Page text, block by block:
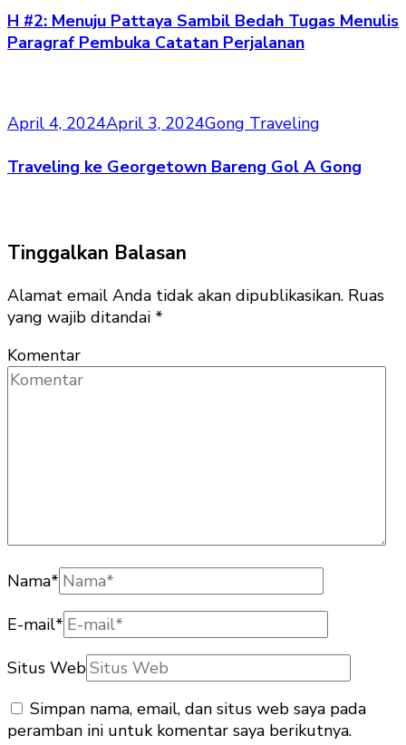
H #2: Menuju Pattaya Sambil Bedah Tugas Menulis
Paragraf Pembuka Catatan Perjalanan
April 4, 2024April 3, 2024Gong Traveling
Traveling ke Georgetown Bareng Gol A Gong
Tinggalkan Balasan
Alamat email Anda tidak akan dipublikasikan. Ruas
yang wajib ditandai *
Komentar
Nama*
E-mail*
Situs Web
Simpan nama, email, dan situs web saya pada
peramban ini untuk komentar saya berikutnya.